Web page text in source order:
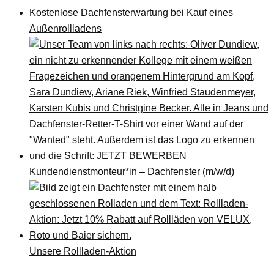
Kostenlose Dachfensterwartung bei Kauf eines
Außenrollladens
Kundendienstmonteur*in – Dachfenster (m/w/d)
Unsere Rollladen-Aktion